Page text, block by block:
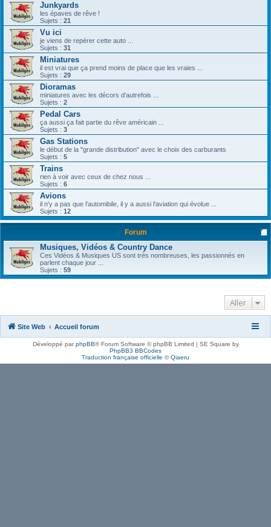
Junkyards
les épaves de rêve !
Sujets : 21
Vu ici
je viens de repérer cette auto ...
Sujets : 31
Miniatures
il est vrai que ça prend moins de place que les vraies ...
Sujets : 29
Dioramas
miniatures avec les décors d'autrefois ...
Sujets : 2
Pedal Cars
ça aussi ça fait partie du rêve américain ...
Sujets : 3
Gas Stations
le début de la "grande distribution" avec le choix des carburants
Sujets : 5
Trains
rien à voir avec ceux de chez nous ...
Sujets : 6
Avions
il n'y a pas que l'automibile, il y a aussi l'aviation qui évolue ...
Sujets : 12
Forum
Musiques, Vidéos & Country Dance
Ces Vidéos & Musiques US sont très nombreuses, les passionnés en
parlent chaque jour ...
Sujets : 59
Aller
Site Web Accueil forum
Développé parphpBB® Forum Software © phpBB Limited | SE Square by
PhpBB3 BBCodes
Traduction française officielle ©Qiaeru